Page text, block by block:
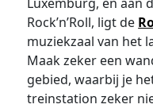
Luxemburg, en aan
Rock’n’Roll, ligt de
muziekzaal van het
Maak zeker een
gebied, waarbij je
treinstation zeker